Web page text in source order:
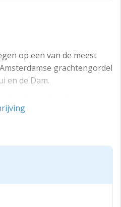
op een van de meest
grachtengordel
en de Dam.
interieur is voorzien van
met diverse beschikbare
verdeeld: